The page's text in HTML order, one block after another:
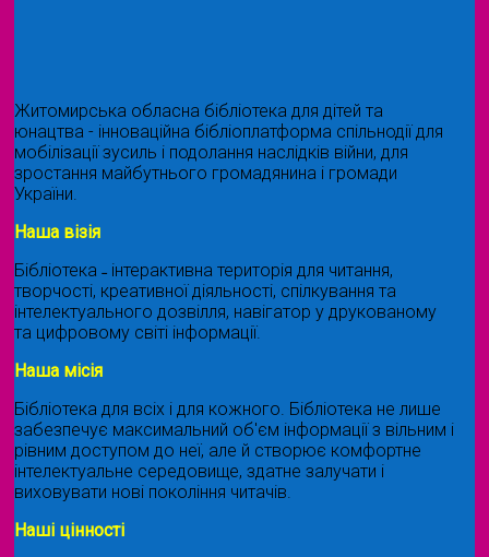
Житомирська обласна бібліотека для дітей та
юнацтва - інноваційна бібліоплатформа спільнодії для
мобілізації зусиль і подолання наслідків війни, для
зростання майбутнього громадянина і громади
України.
Наша візія
Бібліотека ˗ інтерактивна територія для читання,
творчості, креативної діяльності, спілкування та
інтелектуального дозвілля, навігатор у друкованому
та цифровому світі інформації.
Наша місія
Бібліотека для всіх і для кожного. Бібліотека не лише
забезпечує максимальний об'єм інформації з вільним і
рівним доступом до неї, але й створює комфортне
інтелектуальне середовище, здатне залучати і
виховувати нові покоління читачів.
Наші цінності